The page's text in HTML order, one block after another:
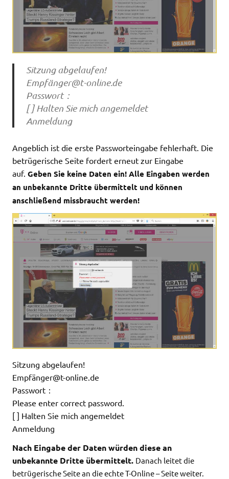
Sitzung abgelaufen!
Empfänger@t-online.de
Passwort：
[ ] Halten Sie mich angemeldet
Anmeldung
Angeblich ist die erste Passworteingabe fehlerhaft. Die
betrügerische Seite fordert erneut zur Eingabe
auf. Geben Sie keine Daten ein! Alle Eingaben werden
an unbekannte Dritte übermittelt und können
anschließend missbraucht werden!
Sitzung abgelaufen!
Empfänger@t-online.de
Passwort：
Please enter correct password.
[ ] Halten Sie mich angemeldet
Anmeldung
Nach Eingabe der Daten würden diese an
unbekannte Dritte übermittelt. Danach leitet die
betrügerische Seite an die echte T-Online – Seite weiter.